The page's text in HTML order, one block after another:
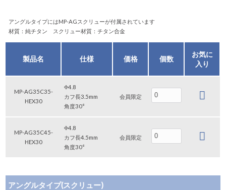
アングルタイプにはMP-AGスクリューが付属されています
材質：純チタン スクリュー材質：チタン合金
製品名 仕様 価格 個数
お気に
入り
MP-AG35C35-
HEX30
Φ4.8
カフ長3.5mm
角度30°
会員限定
MP-AG35C45-
HEX30
Φ4.8
カフ長4.5mm
角度30°
会員限定
アングルタイプ(スクリュー)